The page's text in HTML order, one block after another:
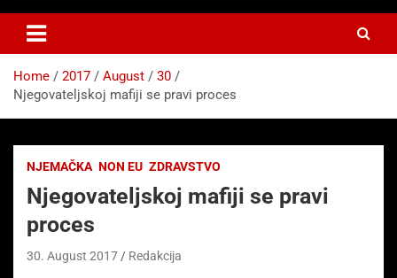
Idemo u Svijet-Njemacka!
Home 2017 August
30
Njegovateljskoj mafiji se pravi proces
NJEMAČKA NON EU ZDRAVSTVO
Njegovateljskoj mafiji se pravi
proces
30. August 2017 Redakcija